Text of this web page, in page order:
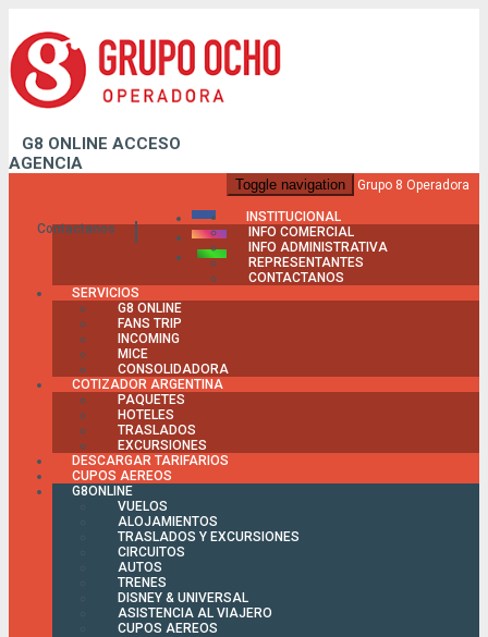
G8 ONLINE ACCESO
AGENCIA
Contactanos
Toggle navigation Grupo 8 Operadora
INSTITUCIONAL
INFO COMERCIAL
INFO ADMINISTRATIVA
REPRESENTANTES
CONTACTANOS
SERVICIOS
G8 ONLINE
FANS TRIP
INCOMING
MICE
CONSOLIDADORA
COTIZADOR ARGENTINA
PAQUETES
HOTELES
TRASLADOS
EXCURSIONES
DESCARGAR TARIFARIOS
CUPOS AEREOS
G8ONLINE
VUELOS
ALOJAMIENTOS
TRASLADOS Y EXCURSIONES
CIRCUITOS
AUTOS
TRENES
DISNEY & UNIVERSAL
ASISTENCIA AL VIAJERO
CUPOS AEREOS